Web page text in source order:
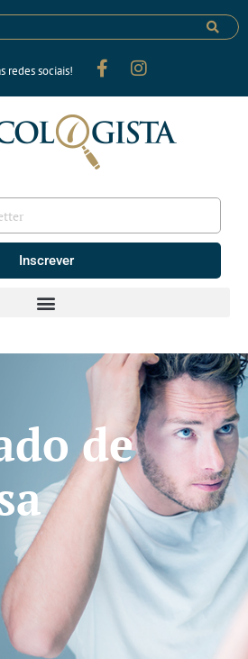
redes sociais!
Inscrever
de